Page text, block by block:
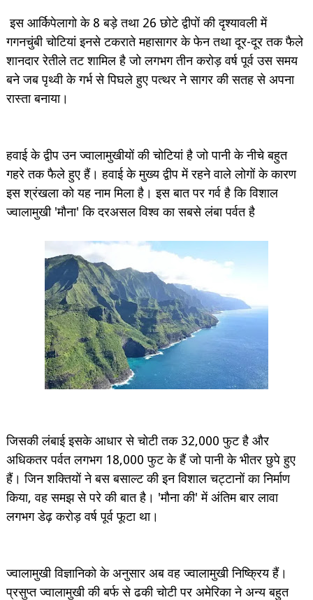
इस आर्किपेलागो के 8 बड़े तथा 26 छोटे द्वीपों की दृश्यावली में
गगनचुंबी चोटियां इनसे टकराते महासागर के फेन तथा दूर-दूर तक फैले
शानदार रेतीले तट शामिल है जो लगभग तीन करोड़ वर्ष पूर्व उस समय
बने जब पृथ्वी के गर्भ से पिघले हुए पत्थर ने सागर की सतह से अपना
रास्ता बनाया।
हवाई के द्वीप उन ज्वालामुखीयों की चोटियां है जो पानी के नीचे बहुत
गहरे तक फैले हुए हैं। हवाई के मुख्य द्वीप में रहने वाले लोगों के कारण
इस श्रंखला को यह नाम मिला है। इस बात पर गर्व है कि विशाल
ज्वालामुखी 'मौना' कि दरअसल विश्व का सबसे लंबा पर्वत है
जिसकी लंबाई इसके आधार से चोटी तक 32,000 फुट है और
अधिकतर पर्वत लगभग 18,000 फुट के हैं जो पानी के भीतर छुपे हुए
हैं। जिन शक्तियों ने बस बसाल्ट की इन विशाल चट्टानों का निर्माण
किया, वह समझ से परे की बात है। 'मौना की' में अंतिम बार लावा
लगभग डेढ़ करोड़ वर्ष पूर्व फूटा था।
ज्वालामुखी विज्ञानिको के अनुसार अब वह ज्वालामुखी निष्क्रिय हैं।
प्रसुप्त ज्वालामुखी की बर्फ से ढकी चोटी पर अमेरिका ने अन्य बहुत